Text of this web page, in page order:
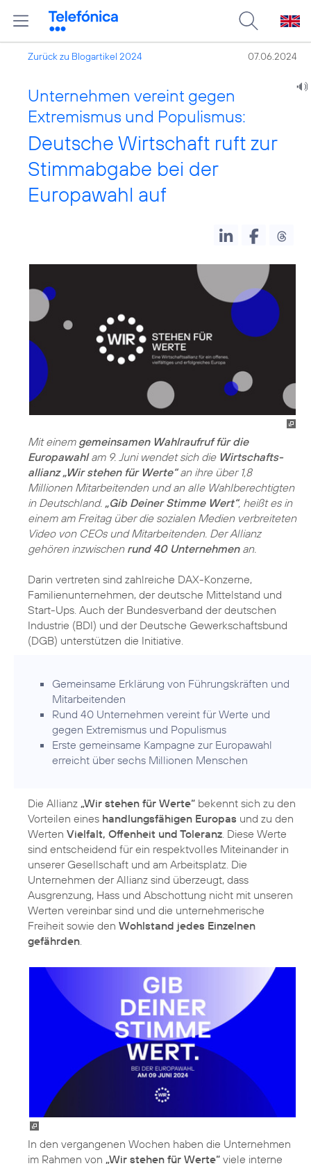
Zurück zu Blogartikel 2024 07.06.2024
Unternehmen vereint gegen
Extremismus und Populismus:
Deutsche Wirtschaft ruft zur
Stimmabgabe bei der
Europawahl auf
Mit einem gemeinsamen Wahlraufruf für die
Europawahlam 9. Juni wendet sich die Wirtschafts­
allianz „Wir stehen für Werte“an ihre über 1,8
Millionen Mitarbeitenden und an alle Wahlberechtigten
in Deutschland. „Gib Deiner Stimme Wert“, heißt es in
einem am Freitag über die sozialen Medien verbreiteten
Video von CEOs und Mitarbeitenden. Der Allianz
gehören inzwischen rund 40 Unternehmenan.
Darin vertreten sind zahlreiche DAX-Konzerne,
Familienunternehmen, der deutsche Mittelstand und
Start-Ups. Auch der Bundesverband der deutschen
Industrie (BDI) und der Deutsche Gewerkschaftsbund
(DGB) unterstützen die Initiative.
Gemeinsame Erklärung von Führungskräften und
Mitarbeitenden
Rund 40 Unternehmen vereint für Werte und
gegen Extremismus und Populismus
Erste gemeinsame Kampagne zur Europawahl
erreicht über sechs Millionen Menschen
Die Allianz „Wir stehen für Werte“ bekennt sich zu den
Vorteilen eines handlungsfähigen Europas und zu den
Werten Vielfalt, Offenheit und Toleranz . Diese Werte
sind entscheidend für ein respektvolles Miteinander in
unserer Gesellschaft und am Arbeitsplatz. Die
Unternehmen der Allianz sind überzeugt, dass
Ausgrenzung, Hass und Abschottung nicht mit unseren
Werten vereinbar sind und die unternehmerische
Freiheit sowie den Wohlstand jedes Einzelnen
gefährden
In den vergangenen Wochen haben die Unternehmen
im Rahmen von „Wir stehen für Werte“ viele interne